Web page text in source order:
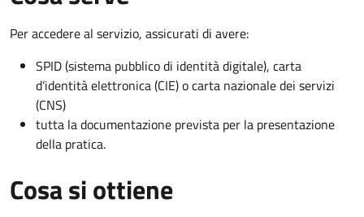
Per accedere al servizio, assicurati di avere:
SPID (sistema pubblico di identità digitale), carta
d’identità elettronica (CIE) o carta nazionale dei servizi
(CNS)
tutta la documentazione prevista per la presentazione
della pratica.
Cosa si ottiene